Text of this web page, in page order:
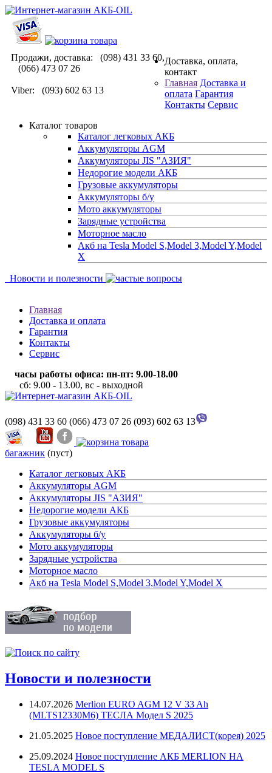
Продажи, доставка: (098) 431 33 60,
(066) 473 07 26
Viber: (093) 602 63 13
Доставка, оплата,
контакт
Главная Доставка и
оплата Гарантия
Контакты Сервис
Каталог товаров
Каталог легковых АКБ
Аккумуляторы AGM
Аккумуляторы JIS "АЗИЯ"
Недорогие модели АКБ
Грузовые аккумуляторы
Аккумуляторы б/у
Мото аккумуляторы
Зарядные устройства
Моторное масло
Акб на Tesla Model S,Model 3,Model Y,Model
X
Новости и полезности
Главная
Доставка и оплата
Гарантия
Контакты
Сервис
часы работы офиса: пн-пт: 9.00-18.00
сб: 9.00 - 13.00, вс - выходной
(098) 431 33 60 (066) 473 07 26 (093) 602 63 13
багажник (пуст)
Каталог легковых АКБ
Аккумуляторы AGM
Аккумуляторы JIS "АЗИЯ"
Недорогие модели АКБ
Грузовые аккумуляторы
Аккумуляторы б/у
Мото аккумуляторы
Зарядные устройства
Моторное масло
Акб на Tesla Model S,Model 3,Model Y,Model X
Новости и полезности
14.07.2026 Merlion EURO AGM 12 V 33 Ah
(MLTS12330M6) ТЕСЛА Модел S 2025
21.05.2025 Новое поступление МЕДАЛИСТ(корея) 2025
25.09.2024 Новое поступление АКБ MERLION НА
TESLA MODEL S